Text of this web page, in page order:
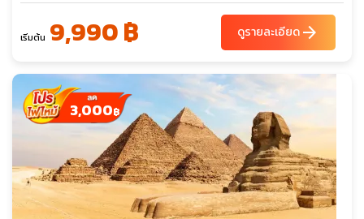
เริ่มต้น 9,990 ฿ ดูรายละเอียดarrow_forward
3,000฿